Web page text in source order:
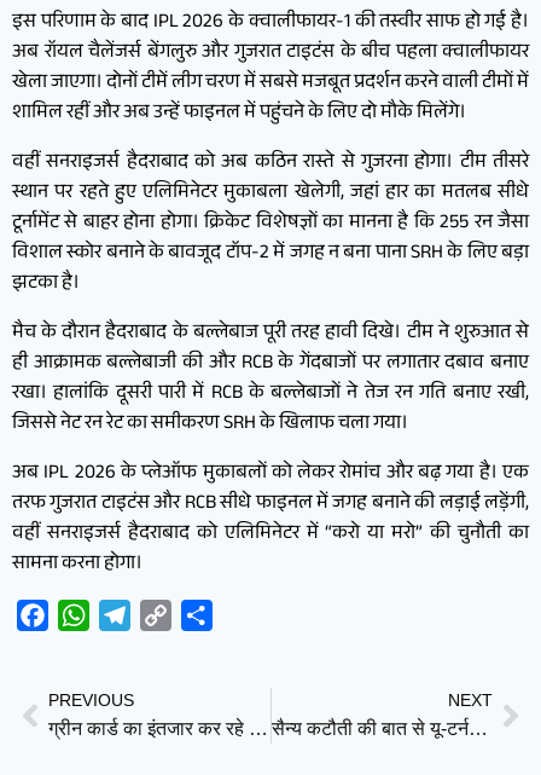
इस परिणाम के बाद IPL 2026 के क्वालीफायर-1 की तस्वीर साफ हो गई है।
अब रॉयल चैलेंजर्स बेंगलुरु और गुजरात टाइटंस के बीच पहला क्वालीफायर
खेला जाएगा। दोनों टीमें लीग चरण में सबसे मजबूत प्रदर्शन करने वाली टीमों में
शामिल रहीं और अब उन्हें फाइनल में पहुंचने के लिए दो मौके मिलेंगे।
वहीं सनराइजर्स हैदराबाद को अब कठिन रास्ते से गुजरना होगा। टीम तीसरे
स्थान पर रहते हुए एलिमिनेटर मुकाबला खेलेगी, जहां हार का मतलब सीधे
टूर्नामेंट से बाहर होना होगा। क्रिकेट विशेषज्ञों का मानना है कि 255 रन जैसा
विशाल स्कोर बनाने के बावजूद टॉप-2 में जगह न बना पाना SRH के लिए बड़ा
झटका है।
मैच के दौरान हैदराबाद के बल्लेबाज पूरी तरह हावी दिखे। टीम ने शुरुआत से
ही आक्रामक बल्लेबाजी की और RCB के गेंदबाजों पर लगातार दबाव बनाए
रखा। हालांकि दूसरी पारी में RCB के बल्लेबाजों ने तेज रन गति बनाए रखी,
जिससे नेट रन रेट का समीकरण SRH के खिलाफ चला गया।
अब IPL 2026 के प्लेऑफ मुकाबलों को लेकर रोमांच और बढ़ गया है। एक
तरफ गुजरात टाइटंस और RCB सीधे फाइनल में जगह बनाने की लड़ाई लड़ेंगी,
वहीं सनराइजर्स हैदराबाद को एलिमिनेटर में “करो या मरो” की चुनौती का
सामना करना होगा।
FacebookWhatsAppTelegram
Copy
PREVIOUS
ग्रीन कार्ड का इंतजार कर रहे भारतीयों को बड़ा झटका, ट्रंप प्रशासन का नया नियम — पहले अमेरिका छोड़ो, फिर मिलेगी एंट्री
NEXT
सैन्य कटौती की बात से यू-टर्न? ट्रंप ने पोलैंड भेजे 5000 अतिरिक्त सैनिक, रूस और यूरोप को बड़ा संदेश